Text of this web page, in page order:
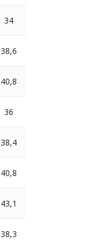
34
38,6
40,8
36
38,4
40,8
43,1
38,3